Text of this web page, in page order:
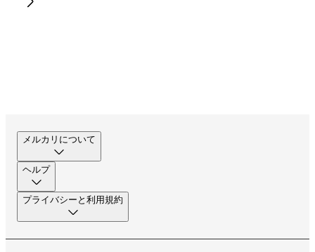
メルカリについて
ヘルプ
プライバシーと利用規約